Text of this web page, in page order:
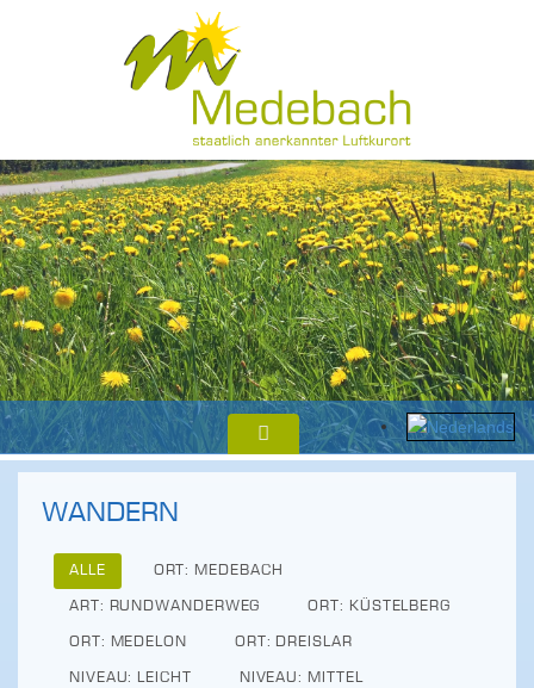
WANDERN
ALLE
ORT: MEDEBACH
ART: RUNDWANDERWEG
ORT: KÜSTELBERG
ORT: MEDELON
ORT: DREISLAR
NIVEAU: LEICHT
NIVEAU: MITTEL